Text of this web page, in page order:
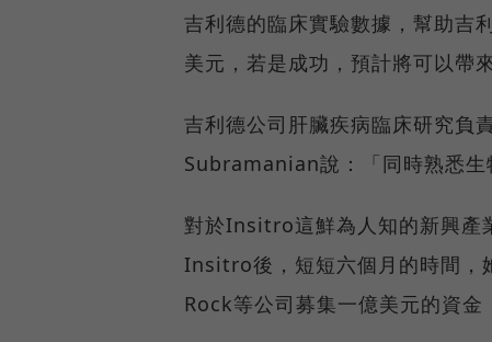
吉利德的臨床實驗數據，幫助吉
美元，若是成功，預計將可以帶
吉利德公司肝臟疾病臨床研究負
Subramanian說：「同時熟悉生
對於Insitro這鮮為人知的新興產
Insitro後，短短六個月的時間
Rock等公司募集一億美元的資金